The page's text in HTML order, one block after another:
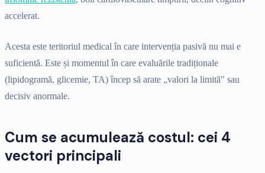
accelerat.
Acesta este teritoriul medical în care intervenția pasivă nu mai e
suficientă. Este și momentul în care evaluările tradiționale
(lipidogramă, glicemie, TA) încep să arate „valori la limită" sau
decisiv anormale.
Cum se acumulează costul: cei 4
vectori principali